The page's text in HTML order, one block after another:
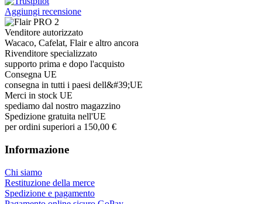
Aggiungi recensione
Venditore autorizzato
Wacaco, Cafelat, Flair e altro ancora
Rivenditore specializzato
supporto prima e dopo l'acquisto
Consegna UE
consegna in tutti i paesi dell&#39;UE
Merci in stock UE
spediamo dal nostro magazzino
Spedizione gratuita nell'UE
per ordini superiori a 150,00 €
Informazione
Chi siamo
Restituzione della merce
Spedizione e pagamento